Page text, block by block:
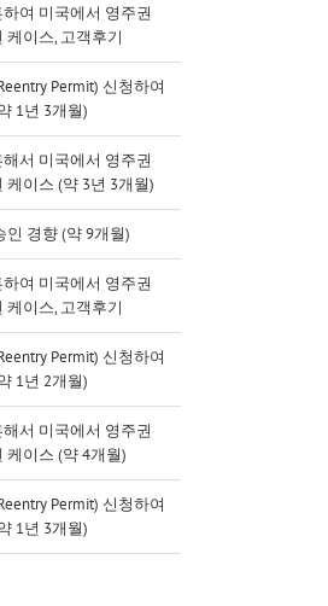
여 미국에서 영주권
케이스, 고객후기
Permit) 신청하여
1년 3개월)
서 미국에서 영주권
케이스 (약 3년 3개월)
인 경향 (약 9개월)
여 미국에서 영주권
케이스, 고객후기
Permit) 신청하여
1년 2개월)
서 미국에서 영주권
케이스 (약 4개월)
Permit) 신청하여
1년 3개월)